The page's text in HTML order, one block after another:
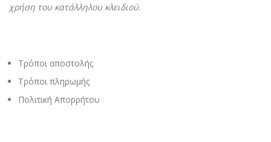
χρήση του κατάλληλου κλειδιού.
Τρόποι αποστολής
Τρόποι πληρωμής
Πολιτική Απορρήτου